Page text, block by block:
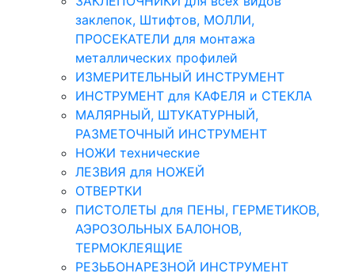
заклепок, Штифтов, МОЛЛИ,
ПРОСЕКАТЕЛИ для монтажа
металлических профилей
ИЗМЕРИТЕЛЬНЫЙ ИНСТРУМЕНТ
ИНСТРУМЕНТ для КАФЕЛЯ и СТЕКЛА
МАЛЯРНЫЙ, ШТУКАТУРНЫЙ,
РАЗМЕТОЧНЫЙ ИНСТРУМЕНТ
НОЖИ технические
ЛЕЗВИЯ для НОЖЕЙ
ОТВЕРТКИ
ПИСТОЛЕТЫ для ПЕНЫ, ГЕРМЕТИКОВ,
АЭРОЗОЛЬНЫХ БАЛОНОВ,
ТЕРМОКЛЕЯЩИЕ
РЕЗЬБОНАРЕЗНОЙ ИНСТРУМЕНТ